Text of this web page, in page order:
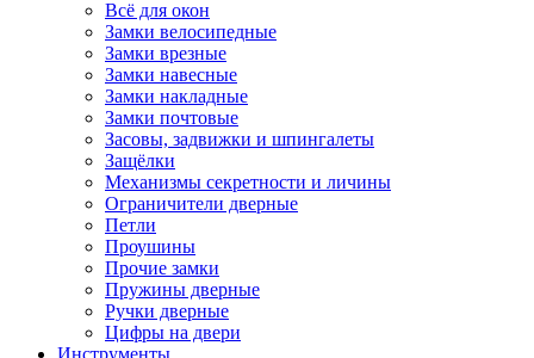
Всё для окон
Замки велосипедные
Замки врезные
Замки навесные
Замки накладные
Замки почтовые
Засовы, задвижки и шпингалеты
Защёлки
Механизмы секретности и личины
Ограничители дверные
Петли
Проушины
Прочие замки
Пружины дверные
Ручки дверные
Цифры на двери